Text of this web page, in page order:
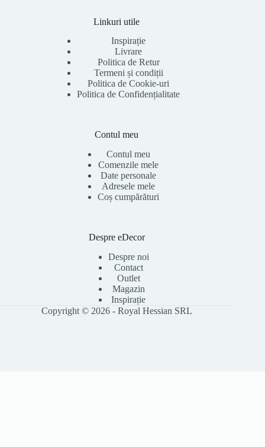
Linkuri utile
Inspirație
Livrare
Politica de Retur
Termeni și condiții
Politica de Cookie-uri
Politica de Confidențialitate
Contul meu
Contul meu
Comenzile mele
Date personale
Adresele mele
Coș cumpărături
Despre eDecor
Despre noi
Contact
Outlet
Magazin
Inspirație
Copyright © 2026 - Royal Hessian SRL